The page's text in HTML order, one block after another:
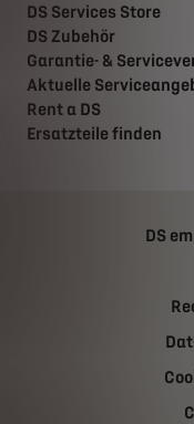
DS Services Store
DS Zubehör
Garantie- &
Aktuelle
Rent a DS
Ersatzteile finden
DS